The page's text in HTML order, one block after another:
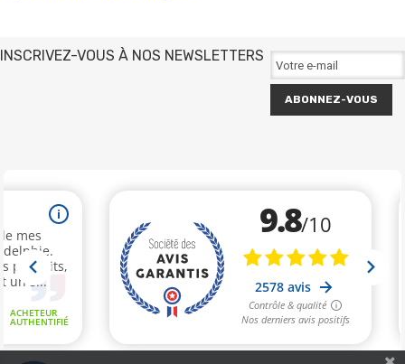
INSCRIVEZ-VOUS À NOS NEWSLETTERS
ABONNEZ-VOUS